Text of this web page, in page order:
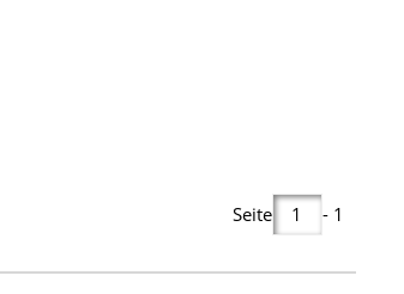
Seite - 1